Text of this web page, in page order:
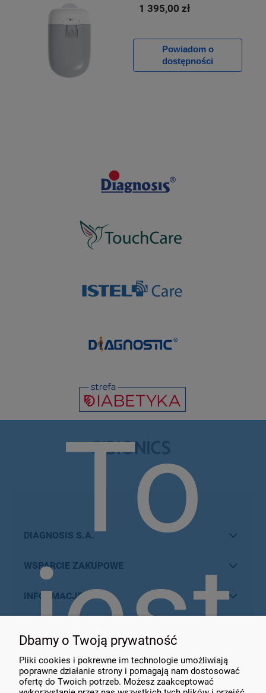
1 395,00 zł
Powiadom o
dostępności
DIAGNOSIS S.A.
WSPARCIE ZAKUPOWE
INFORMACJE
KONTAKT
Dbamy o Twoją prywatność
Pliki cookies i pokrewne im technologie umożliwiają
poprawne działanie strony i pomagają nam dostosować
ofertę do Twoich potrzeb. Możesz zaakceptować
To
jest